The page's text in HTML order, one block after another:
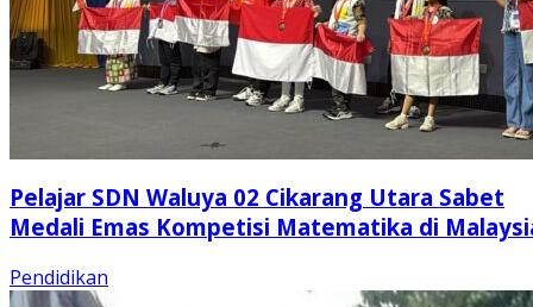
Pelajar SDN Waluya 02 Cikarang Utara Sabet
Medali Emas Kompetisi Matematika di
Pendidikan